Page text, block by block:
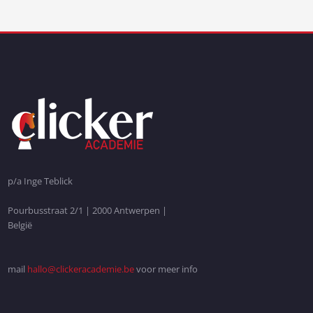
p/a Inge Teblick
Pourbusstraat 2/1 | 2000 Antwerpen |
België
mail hallo@clickeracademie.bevoor meer info